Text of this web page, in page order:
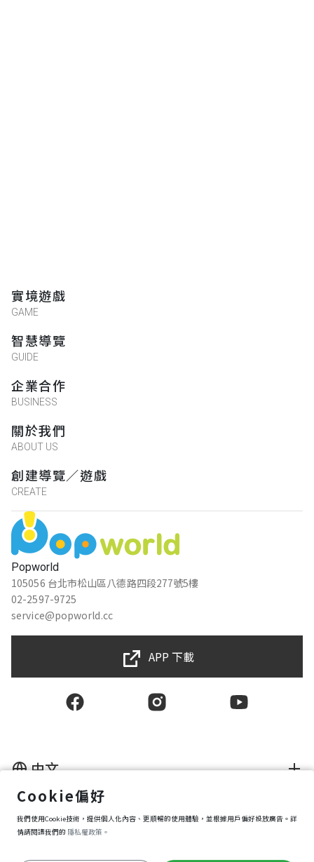
Popworld
105056 台北市松山區八德路四段277號5樓
02-2597-9725
service@popworld.cc
實境遊戲
GAME
智慧導覽
GUIDE
企業合作
BUSINESS
關於我們
ABOUT US
創建導覽／遊戲
CREATE
APP 下載
隱私權保護政策
資訊安全政策
中文
Cookie偏好
我們使用Cookie技術，提供個人化內容、更順暢的使用體驗，並根據用戶偏好投放廣告。詳
情請閱讀我們的 隱私權政策。